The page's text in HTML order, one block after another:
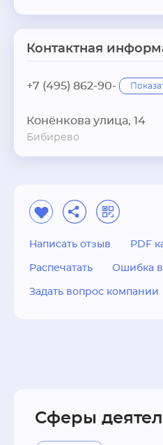
Контактная
+7 (495) 862-90-
Конёнкова улица, 14
Бибирево
Написать отзыв PDF
Распечатать Ошибка
Задать вопрос компании
Сферы